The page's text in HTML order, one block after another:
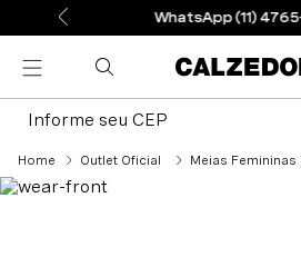
WhatsApp (11)
Informe seu CEP
Outlet Oficial Meias Femininas